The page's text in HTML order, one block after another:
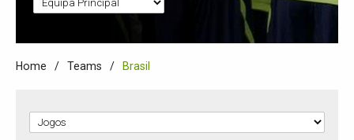
Home Teams Brasil